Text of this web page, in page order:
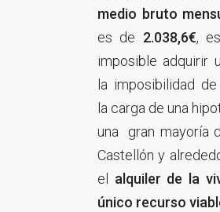
medio bruto
es de 2.038,6€,
imposible adquirir
la imposibilidad
la carga de una
una gran mayoría
Castellón y
el alquiler de la
único recurso